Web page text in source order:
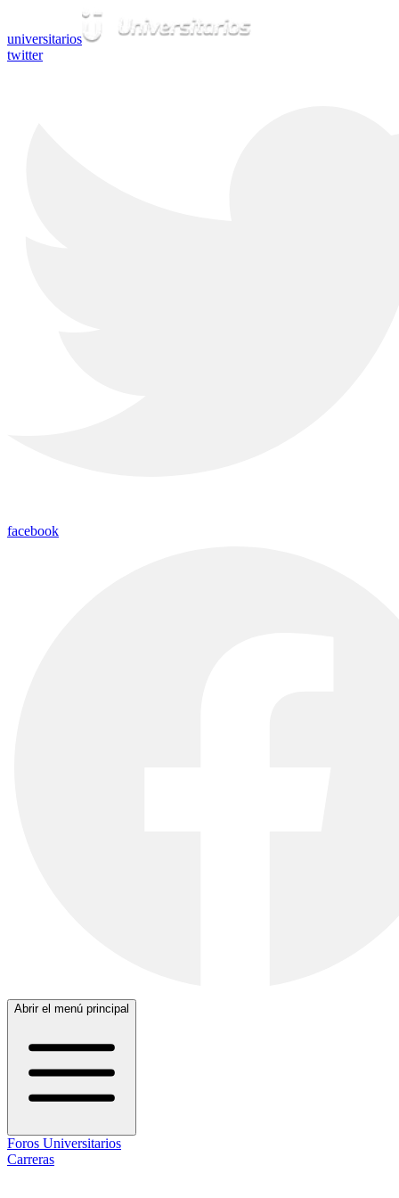
universitarios
twitter
facebook
Abrir el menú principal
Foros Universitarios
Carreras